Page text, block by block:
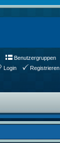
Benutzergruppen
Login Registrieren